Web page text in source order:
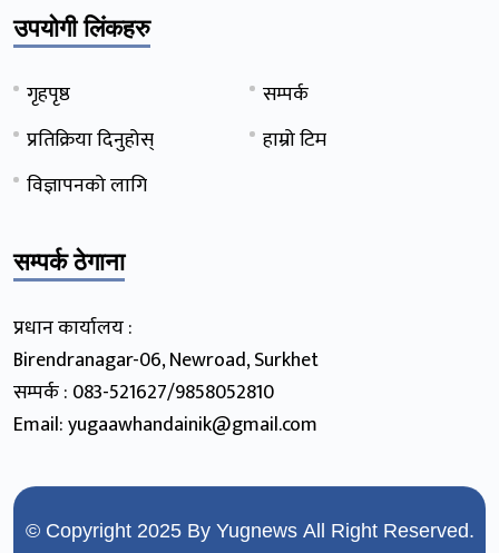
उपयोगी लिंकहरु
गृहपृष्ठ
सम्पर्क
प्रतिक्रिया दिनुहोस्
हाम्रो टिम
विज्ञापनको लागि
सम्पर्क ठेगाना
प्रधान कार्यालय :
Birendranagar-06, Newroad, Surkhet
सम्पर्क : 083-521627/9858052810
Email: yugaawhandainik@gmail.com
© Copyright 2025 By YugnewsAll Right Reserved.